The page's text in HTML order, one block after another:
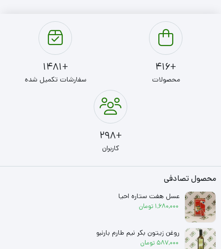
+416
محصولات
+1481
سفارشات تکمیل شده
+298
کاربران
محصول تصادفی
عسل هفت ستاره احیا
1,680,000 تومان
روغن زیتون بکر نیم طارم بارنبو
587,000 تومان